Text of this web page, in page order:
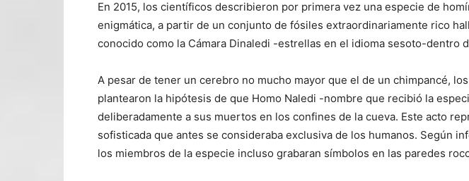
En 2015, los científicos describieron por primera vez una especie de
enigmática, a partir de un conjunto de fósiles extraordinariamente rico
conocido como la Cámara Dinaledi -estrellas en el idioma sesoto-dentro
A pesar de tener un cerebro no mucho mayor que el de un chimpancé,
plantearon la hipótesis de que Homo Naledi -nombre que recibió la
deliberadamente a sus muertos en los confines de la cueva. Este acto
sofisticada que antes se consideraba exclusiva de los humanos. Según
los miembros de la especie incluso grabaran símbolos en las paredes